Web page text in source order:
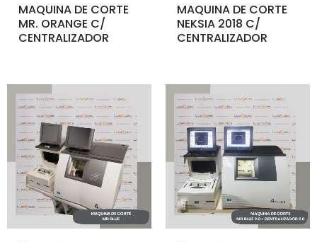
MAQUINA DE CORTE
MR. ORANGE C/
CENTRALIZADOR
MAQUINA DE CORTE
NEKSIA 2018 C/
CENTRALIZADOR